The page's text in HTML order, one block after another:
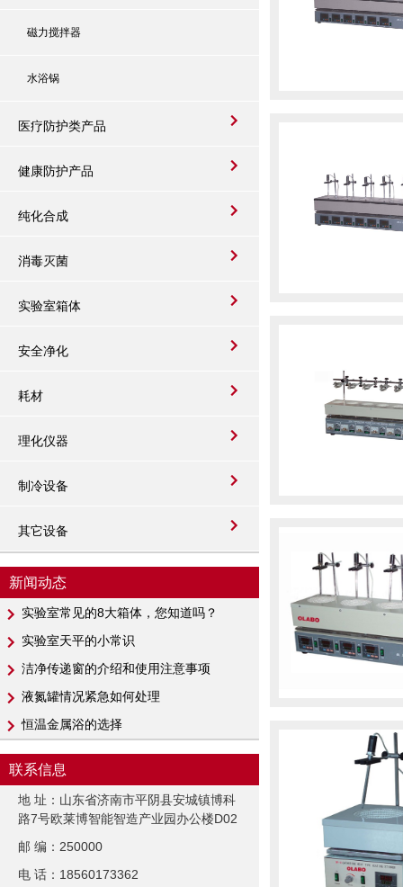
磁力搅拌器
水浴锅
医疗防护类产品
健康防护产品
纯化合成
消毒灭菌
实验室箱体
安全净化
耗材
理化仪器
制冷设备
其它设备
新闻动态
实验室常见的8大箱体，您知道吗？
实验室天平的小常识
洁净传递窗的介绍和使用注意事项
液氮罐情况紧急如何处理
恒温金属浴的选择
联系信息
地 址：山东省济南市平阴县安城镇博科
路7号欧莱博智能智造产业园办公楼D02
邮 编：250000
电 话：18560173362